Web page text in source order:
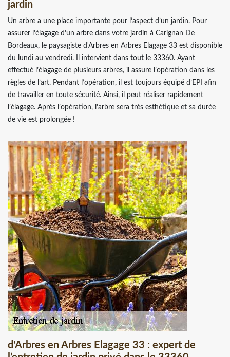
jardin
Un arbre a une place importante pour l’aspect d’un jardin. Pour
assurer l’élagage d’un arbre dans votre jardin à Carignan De
Bordeaux, le paysagiste d'Arbres en Arbres Elagage 33 est disponible
du lundi au vendredi. Il intervient dans tout le 33360. Ayant
effectué l’élagage de plusieurs arbres, il assure l’opération dans les
règles de l’art. Pendant l’opération, il est toujours équipé d’EPI afin
de travailler en toute sécurité. Ainsi, il peut réaliser rapidement
l’élagage. Après l’opération, l’arbre sera très esthétique et sa durée
de vie est prolongée !
d'Arbres en Arbres Elagage 33 : expert de